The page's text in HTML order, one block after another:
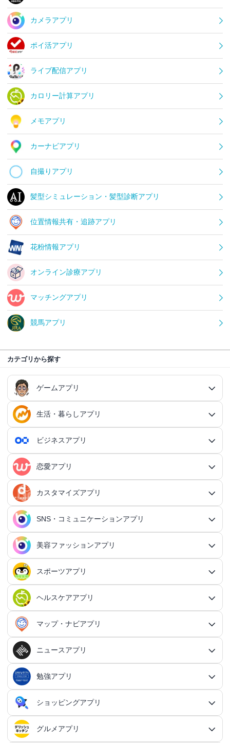
カメラアプリ
ポイ活アプリ
ライブ配信アプリ
カロリー計算アプリ
メモアプリ
カーナビアプリ
自撮りアプリ
髪型シミュレーション・髪型診断アプリ
位置情報共有・追跡アプリ
花粉情報アプリ
オンライン診療アプリ
マッチングアプリ
競馬アプリ
カテゴリから探す
ゲームアプリ
ゲームアプリ総合
RPGアプリ
RPGアプリ総合
王道RPGアプリ
アクションRPGアプリ
シミュレーションRPGアプリ
ダンジョンRPGアプリ
MMORPGアプリ
放置系RPGアプリ
美少女RPGアプリ
カードRPGアプリ
クイズRPGアプリ
カジュアルRPGアプリ
アクションゲームアプリ
2Dアクションアプリ
3Dアクションアプリ
アクションRPGアプリ
MOBAアプリ
ステルスゲームアプリ
シミュレーションアプリ
シミュレーションアプリ総合
育成シミュレーションアプリ
戦略シミュレーションアプリ
箱庭シミュレーションアプリ
恋愛シミュレーションアプリ
歴史シミュレーションアプリ
メタバース体験シミュレーションゲームアプリ
対戦・協力ゲームアプリ
対戦・協力ゲームアプリ総合
オンライン対戦アプリ
協力・マルチプレイアプリ
シューティングゲームアプリ
FPSアプリ
TPSアプリ
オンラインシューティングアプリ
縦スクシューティングアプリ
横スクシューティングアプリ
スナイパーゲームアプリ
アドベンチャーゲームアプリ
アドベンチャーゲームアプリ総合
ミステリーアドベンチャーアプリ
ホラーアドベンチャーアプリ
サウンドノベルアプリ
サバイバルアドベンチャーアプリ
テキストアドベンチャーアプリ
パズル・脳トレアプリ
パズル・脳トレアプリ総合
パズルゲームアプリ
脱出ゲームアプリ
脳トレゲームアプリ
推理ゲームアプリ
間違い探し・探し物ゲームアプリ
音楽ゲームアプリ
音楽ゲームアプリ総合
手持ち曲で遊ぶ音ゲーアプリ
ボカロ曲収録音ゲーアプリ
リズムタップゲームアプリ
オープンワールドアプリ
オープンワールドアプリ総合
3Dサンドボックスアプリ
カジュアルゲームアプリ
クレーンゲームアプリ
放置系ゲームアプリ
バカゲー・奇ゲーアプリ
育成ゲームアプリ
育成ゲームアプリ総合
恋愛ゲームアプリ総合
乙女系恋愛ゲームアプリ
キャラゲーアプリ
スポーツゲームアプリ
生活・暮らしアプリ
生活・暮らしアプリ総合
ファイナンスアプリ
家計簿アプリ
ふるさと納税アプリ
貯金アプリ
スマホ決済アプリ
クレジットカードアプリ
投資アプリ
確定申告アプリ
ギャンブルの管理アプリ
日記アプリ
SNS感覚の日記アプリ
交換日記アプリ
写真カレンダーアプリ
シンプルな日記アプリ
終活アプリ
行動記録アプリ
行動記録アプリ総合
習慣化アプリ
ポイ活アプリ
ポイ活アプリ総合
レシートポイ活アプリ
歩いてお金を稼ぐアプリ
アンケートアプリ
登録でお金がもらえるアプリ
動画を見るだけで稼ぐアプリ
スケジューラ・時計アプリ
リマインダーアプリ
時計アプリ
タイマーアプリ
ライフログアプリ
持ち物管理アプリ
生理周期アプリ
体重管理アプリ
血圧記録アプリ
体温記録アプリ
飲食店記録アプリ
家事アプリ
家事アプリ総合
料理アプリ
掃除アプリ
家事分担アプリ
育児アプリ
育児アプリ総合
育児記録アプリ
知育アプリ
子育てSNSアプリ
防犯アプリ
防犯アプリ総合
防犯ブザーアプリ
防災アプリ
緊急地震速報アプリ
安否確認アプリ
メモアプリ
メモアプリ総合
電卓アプリ
ビジネスアプリ
ビジネスアプリ総合
タスク管理アプリ
タスク管理アプリ総合
個人タスク管理アプリ
タスク共有アプリ
プロジェクト管理アプリ
QRコードアプリ
QRコード読み取りアプリ
QRコード作成アプリ
janコード検索アプリ
OCRアプリ
OCRアプリ総合
翻訳カメラアプリ
議事録アプリ
議事録アプリ総合
文字起こしアプリ
高音質ボイスレコーダーアプリ
顧客管理アプリ
ファイル管理アプリ
ファイル管理アプリ総合
クラウド保存・共有アプリ
PDFアプリ
ファイルマネージャーアプリ
オフィスソフトアプリ
名刺管理アプリ総合
会計アプリ
会計アプリ総合
請求書アプリ
経費精算アプリ
小売・卸売支援ツールアプリ
在庫管理アプリ
レジアプリ
思考整理アプリ
マインドマップアプリ
転職アプリ
恋愛アプリ
恋愛アプリ総合
マッチングアプリ
マッチングアプリ総合
20代向けマッチングアプリ
30代向けマッチングアプリ
40代向けマッチングアプリ
60代・シニア向けマッチングアプリ
出会いアプリ
カップルアプリ
カップルアプリ総合
カップルSNSアプリ
記念日アプリ
デートアプリ
デートスポットアプリ
恋愛診断アプリ
恋愛情報・モテる方法アプリ
恋愛相談アプリ
女性の悩み解決アプリ
カスタマイズアプリ
カスタマイズアプリ総合
IFTTTアプリ
オートクリッカーアプリ
ネットワークアプリ
Wi-Fiアプリ
スピードテストアプリ
VPNアプリ
スマホ最適化アプリ
スマホ最適化アプリ総合
メモリの確認／解放アプリ
パスワード管理アプリ
セキュリティ対策アプリ
VPNアプリ
盗み見防止アプリ
覗き見防止アプリ
キーボードアプリ
文字起こしアプリ
顔文字・絵文字アプリ
日本語入力アプリ
画面の設定アプリ
ホーム画面アプリ
ウィジェットカスタマイズアプリ
ロック画面カスタマイズアプリ
音の設定アプリ
録音アプリ
着信音アプリ
SNS・コミュニケーションアプリ
SNS・コミュニケーションアプリ総合
SNSアプリ
SNSアプリ総合
X（Twitter）アプリ
LINEアプリ
マストドンアプリ
写真投稿SNSアプリ
Instagramアプリ
メールアプリ
多機能メーラーアプリ
フリーメールアプリ
チャットアプリ
チャットアプリ総合
SMSアプリ
お絵描きチャットアプリ
ランダムチャットアプリ
ボイス・ビデオチャットアプリ
電話アプリ
電話アプリ総合
ビデオ通話アプリ
電話帳アプリ
インターネット電話アプリ
掲示板アプリ
ゲーム募集アプリ
地元コミュニティアプリ
アイコン画像アプリ
アイコン画像アプリ総合
アバター・似顔絵アプリ
年賀状・カードアプリ
年賀状アプリ
イベント企画アプリ
美容ファッションアプリ
美容ファッションアプリ総合
ヘア・メイク・ネイルアプリ
髪型アプリ
メイク・スキンケアアプリ
ネイルアプリ
ファッションアプリ
似合うメガネ診断アプリ
コーデの参考アプリ
服デザインアプリ
ボディケア・エステアプリ
女性向けダイエットアプリ
整形アプリ
スポーツアプリ
スポーツアプリ総合
陸上競技アプリ
陸上競技アプリ総合
ウォーキングアプリ
ランニングアプリ
自転車アプリ
ジョギング・サイクリングの道を記録アプリ
テニスアプリ
ライトアプリ
ライトアプリ総合
野球アプリ総合
プロ野球速報アプリ
ボウリングアプリ
速度計測アプリ
ヘルスケアアプリ
ヘルスケアアプリ総合
健康管理アプリ
健康管理アプリ総合
体重管理アプリ
睡眠アプリ
妊娠・出産アプリ
妊活アプリ
認知症・物忘れ防止アプリ総合
ダイエットアプリ
ダイエットアプリ総合
マップ・ナビアプリ
マップ・ナビアプリ総合
ドライブアプリ
ドライブアプリ総合
バイクナビアプリ
鉄道アプリ
路線図アプリ
旅行アプリ
ニュースアプリ
ニュースアプリ総合
スポーツニュースアプリ
スポーツニュースアプリ総合
天気アプリ
勉強アプリ
勉強アプリ総合
語学アプリ
ショッピングアプリ
ショッピングアプリ総合
グルメアプリ